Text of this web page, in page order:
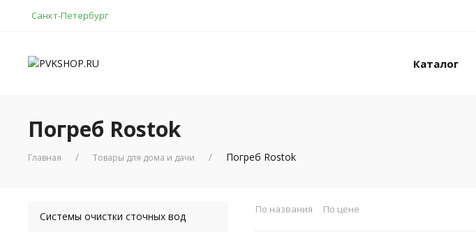
Санкт-Петербург
Каталог
Погреб Rostok
Главная Товары для дома и дачи Погреб Rostok
Системы очистки сточных вод
По названия По цене